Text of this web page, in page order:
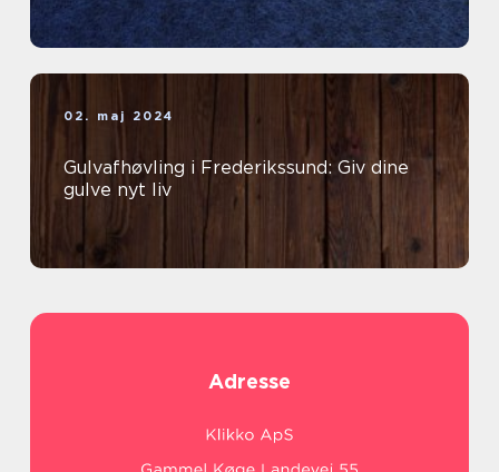
02. maj 2024
Gulvafhøvling i Frederikssund: Giv dine
gulve nyt liv
Adresse